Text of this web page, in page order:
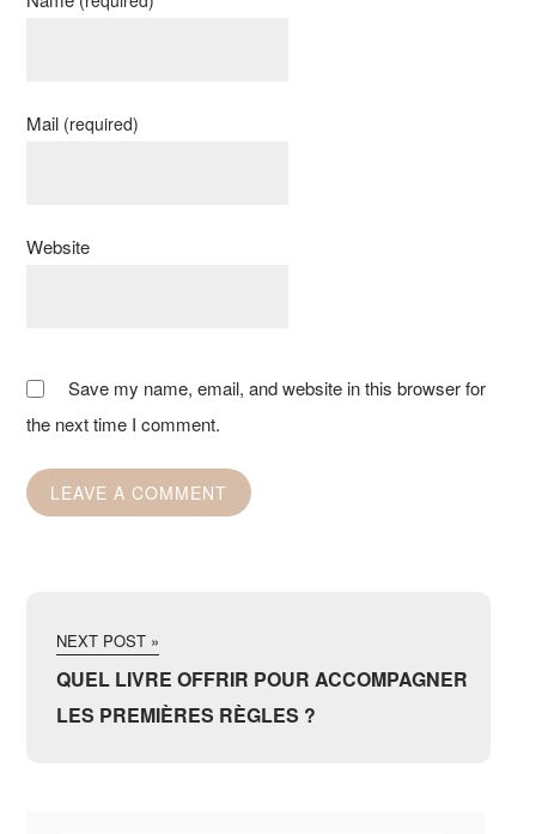
Mail (required)
Website
Save my name, email, and website in this browser for
the next time I comment.
NEXT POST »
QUEL LIVRE OFFRIR POUR ACCOMPAGNER
LES PREMIÈRES RÈGLES ?